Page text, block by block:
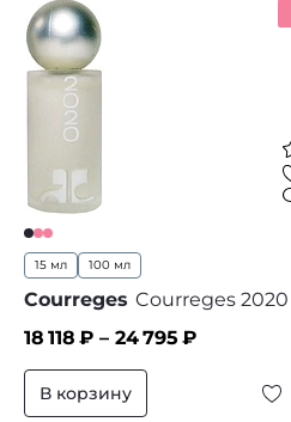
15 мл 100 мл
Courreges Courreges 2020
18 118 ₽ – 24 795 ₽
В корзину